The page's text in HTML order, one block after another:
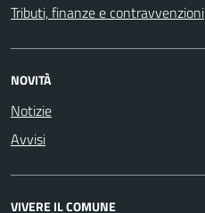
Tributi, finanze e contravvenzioni
NOVITÀ
Notizie
Avvisi
VIVERE IL COMUNE